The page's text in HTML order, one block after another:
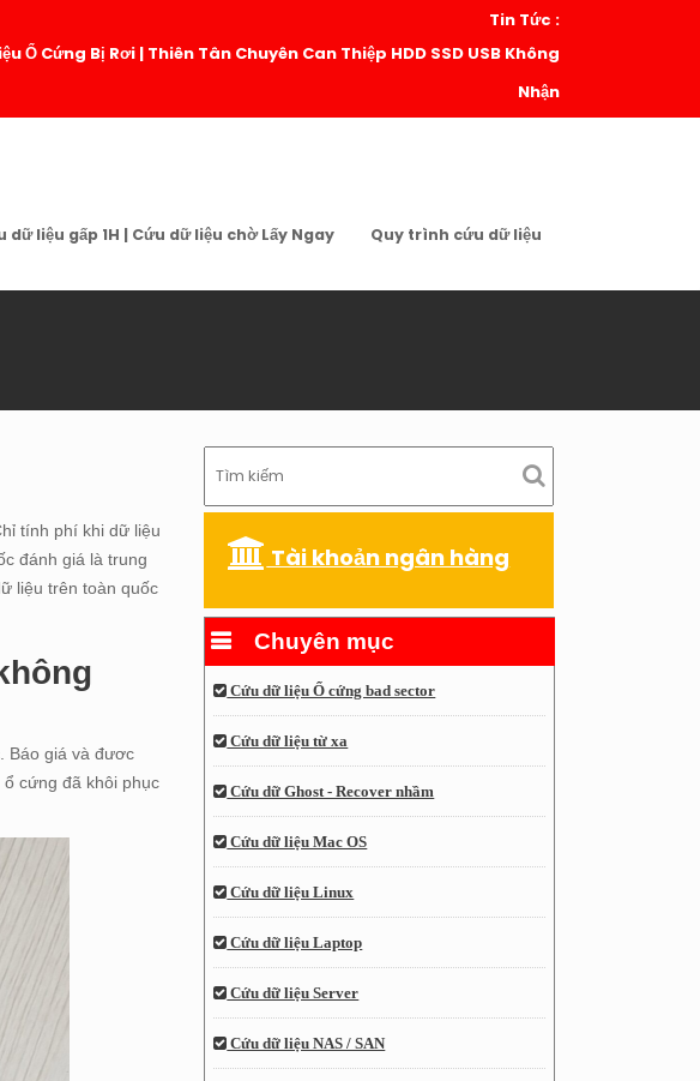
Tin Tức :
Ổ Cứng Bị Rơi | Thiên Tân Chuyên Can Thiệp HDD SSD USB Không
Nhận
dữ liệu gấp 1H | Cứu dữ liệu chờ Lấy Ngay Quy trình cứu dữ liệu
tính phí khi dữ liệu
đánh giá là trung
liệu trên toàn quốc
Báo giá và đươc
cứng đã khôi phục
Tài khoản ngân hàng
Chuyên mục
Cứu dữ liệu Ổ cứng bad sector
Cứu dữ liệu từ xa
Cứu dữ Ghost - Recover nhầm
Cứu dữ liệu Mac OS
Cứu dữ liệu Linux
Cứu dữ liệu Laptop
Cứu dữ liệu Server
Cứu dữ liệu NAS / SAN